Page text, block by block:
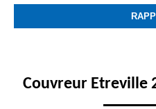
Couvreur Etreville